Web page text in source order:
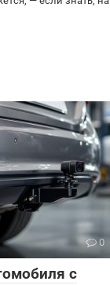
0
с